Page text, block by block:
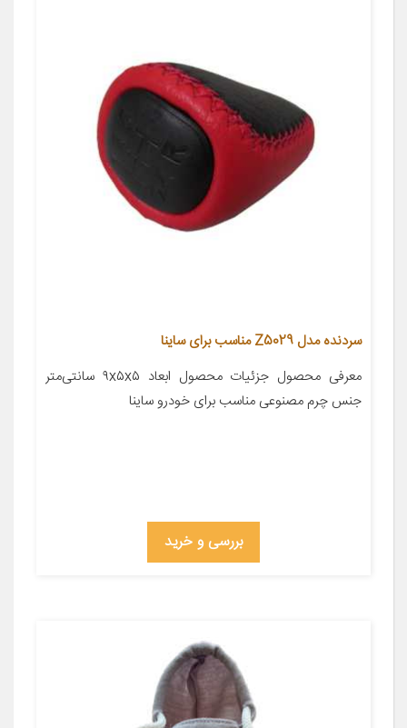
سردنده مدل Z5029 مناسب برای ساینا
معرفی محصول جزئیات محصول ابعاد ۹x۵x۵ سانتی‌متر
جنس چرم مصنوعی مناسب برای خودرو ساینا
بررسی و خرید